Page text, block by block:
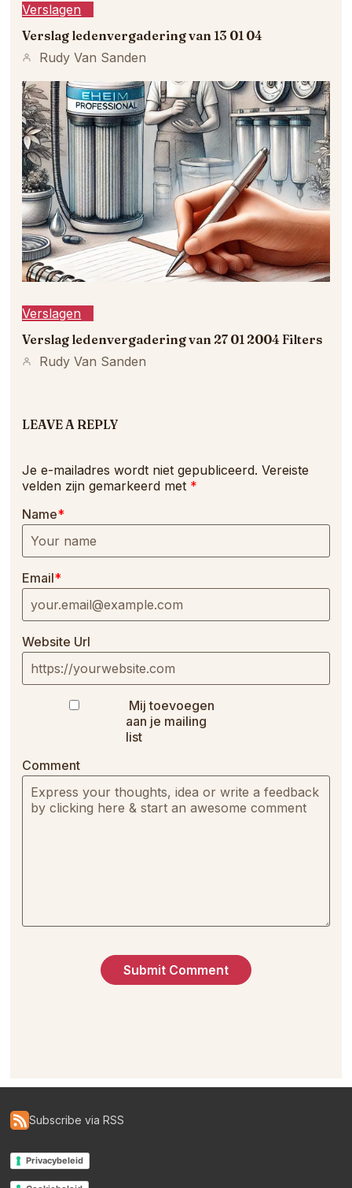
Verslagen
Verslag ledenvergadering van 13 01 04
Rudy Van Sanden
Verslagen
Verslag ledenvergadering van 27 01 2004 Filters
Rudy Van Sanden
LEAVE A REPLY
Je e-mailadres wordt niet gepubliceerd. Vereiste
velden zijn gemarkeerd met *
Comment
Name*
Email*
Website Url
Mij toevoegen
aan je mailing
list
Subscribe via RSS
Privacybeleid